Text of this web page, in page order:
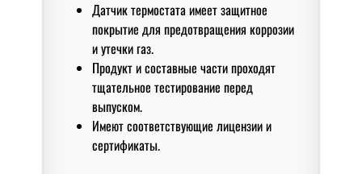
Датчик термостата имеет защитное
покрытие для предотвращения коррозии
и утечки газ.
Продукт и составные части проходят
тщательное тестирование перед
выпуском.
Имеют соответствующие лицензии и
сертификаты.